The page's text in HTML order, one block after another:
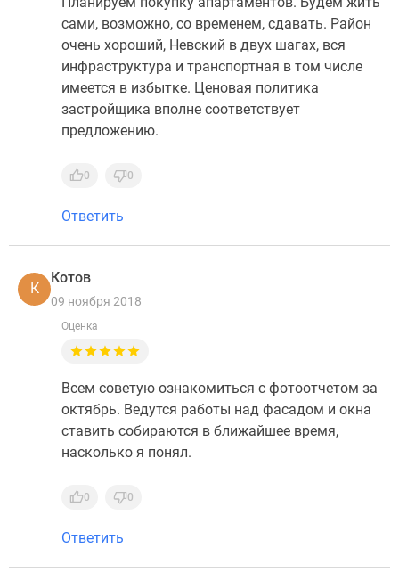
сами, возможно, со временем, сдавать. Район
очень хороший, Невский в двух шагах, вся
инфраструктура и транспортная в том числе
имеется в избытке. Ценовая политика
застройщика вполне соответствует
предложению.
0 0
Ответить
К
Котов
09 ноября 2018
Оценка
Всем советую ознакомиться с фотоотчетом за
октябрь. Ведутся работы над фасадом и окна
ставить собираются в ближайшее время,
насколько я понял.
0 0
Ответить